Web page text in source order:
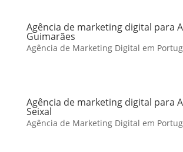
Agência de marketing digital para
Guimarães
Agência de Marketing Digital em
Agência de marketing digital para
Seixal
Agência de Marketing Digital em